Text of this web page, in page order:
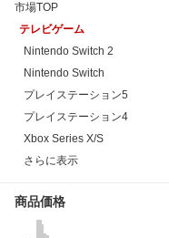
市場TOP
テレビゲーム
Nintendo Switch 2
Nintendo Switch
プレイステーション5
プレイステーション4
Xbox Series X/S
さらに表示
商品価格